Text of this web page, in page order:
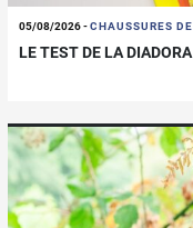
05/08/2026-CHAUSSURES
LE TEST DE LA